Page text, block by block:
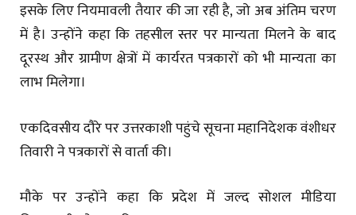
इसके लिए नियमावली तैयार की जा रही है, जो अब अंतिम चरण
में है। उन्होंने कहा कि तहसील स्तर पर मान्यता मिलने के बाद
दूरस्थ और ग्रामीण क्षेत्रों में कार्यरत पत्रकारों को भी मान्यता का
लाभ मिलेगा।
एकदिवसीय दौरे पर उत्तरकाशी पहुंचे सूचना महानिदेशक वंशीधर
तिवारी ने पत्रकारों से वार्ता की।
मौके पर उन्होंने कहा कि प्रदेश में जल्द सोशल मीडिया